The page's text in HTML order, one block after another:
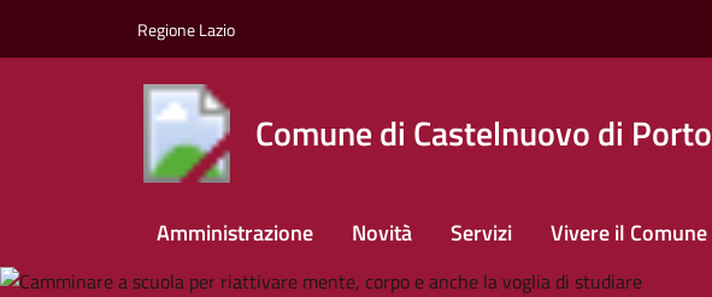
Regione Lazio
Comune di Castelnuovo di Porto
Amministrazione Novità Servizi Vivere il Comune